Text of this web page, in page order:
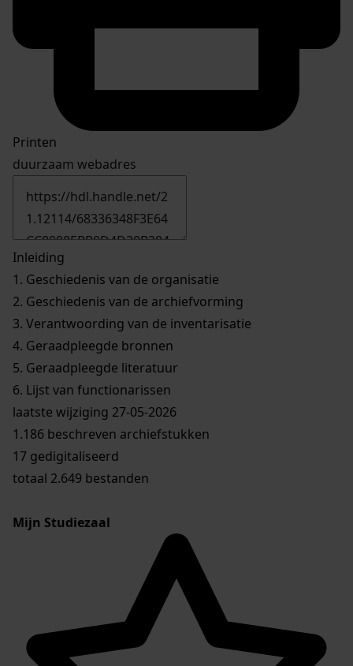
Printen
duurzaam webadres
Inleiding
1. Geschiedenis van de organisatie
2. Geschiedenis van de archiefvorming
3. Verantwoording van de inventarisatie
4. Geraadpleegde bronnen
5. Geraadpleegde literatuur
6. Lijst van functionarissen
laatste wijziging 27-05-2026
1.186 beschreven archiefstukken
17 gedigitaliseerd
totaal 2.649 bestanden
Mijn Studiezaal